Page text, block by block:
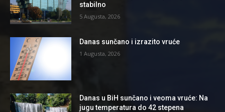
stabilno
5 Augusta, 2026
Danas sunčano i izrazito vruće
1 Augusta, 2026
Danas u BiH sunčano i veoma vruće: Na
jugu temperatura do 42 stepena